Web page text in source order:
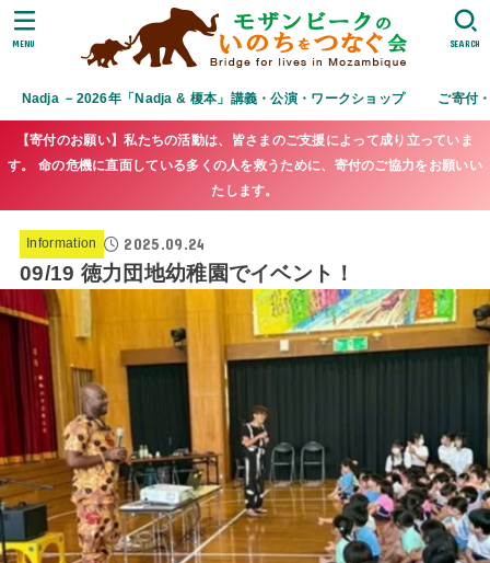
Nadja －2026年「Nadja & 榎本」講義・公演・ワークショップ ご寄付
SEARCH
MENU
【寄付のお願い】私たちの活動は、皆さまのご支援によって成り立っていま
す。 命の危機に直面している多くの人を救うために、寄付のご協力をお願いい
たします。
Information 2025.09.24
09/19 徳力団地幼稚園でイベント！